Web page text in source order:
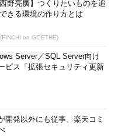
西野亮廣】つくりたいものを追
きる環境の作り方とは
on GOETHE)
Server／SQL Server向け
ビス「拡張セキュリティ更新
開発以外にも従事、楽天コミ